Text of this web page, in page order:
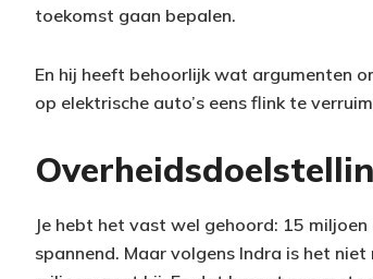
toekomst gaan bepalen.
En hij heeft behoorlijk wat argumenten
op elektrische auto’s eens flink te
Je hebt het vast wel gehoord: 15
spannend. Maar volgens Indra is het